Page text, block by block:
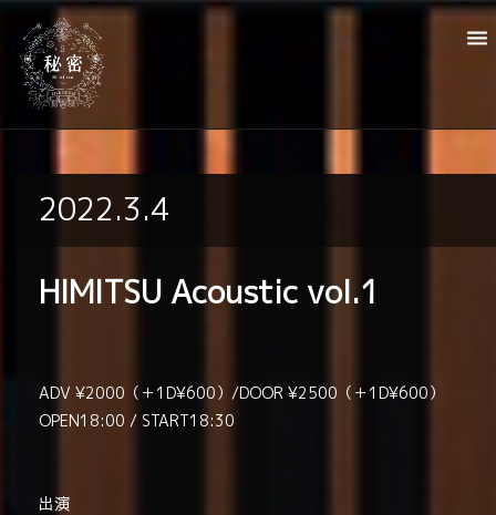
2022.3.4
HIMITSU Acoustic vol.1
ADV ¥2000（＋1D¥600）/DOOR ¥2500（＋1D¥600）
OPEN18:00 / START18:30
出演